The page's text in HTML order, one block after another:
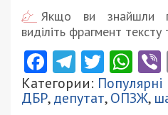
Якщо ви знайшли
виділіть фрагмент тексту
Facebook
Telegram
Категории:
ДБР,депутат,ОПЗЖ,